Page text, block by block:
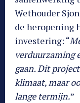
Wethouder
de heropening
investering: “
verduurzaming
gaan. Dit
klimaat, maar
lange termijn.”